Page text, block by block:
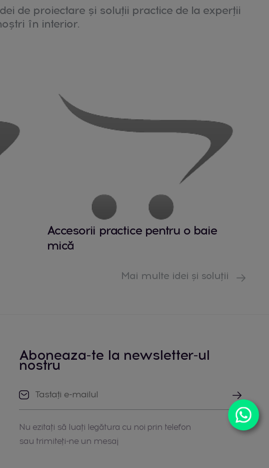
de proiectare și soluții practice de la experții
în interior.
Accesorii practice pentru o baie
mică
Mai multe idei și soluții
Aboneaza-te la newsletter-ul
nostru
Nu ezitați să luați legătura cu noi prin telefon
sau trimiteți-ne un mesaj